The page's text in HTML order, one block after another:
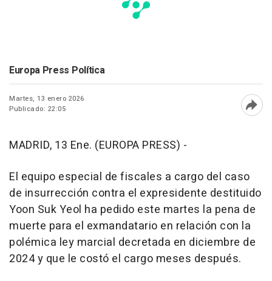
Europa Press Política
Martes, 13 enero 2026
Publicado: 22:05
MADRID, 13 Ene. (EUROPA PRESS) -
El equipo especial de fiscales a cargo del caso
de insurrección contra el expresidente destituido
Yoon Suk Yeol ha pedido este martes la pena de
muerte para el exmandatario en relación con la
polémica ley marcial decretada en diciembre de
2024 y que le costó el cargo meses después.